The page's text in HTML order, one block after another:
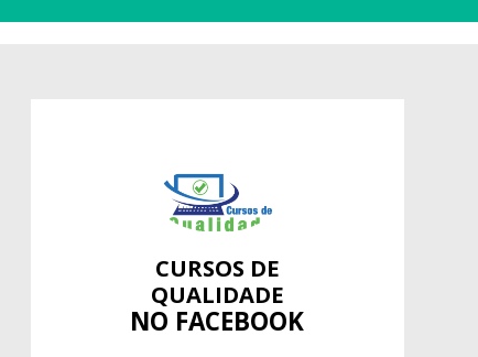
CURSOS DE
QUALIDADE
NO FACEBOOK